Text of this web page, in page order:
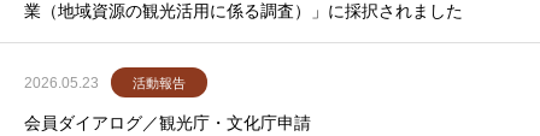
業（地域資源の観光活用に係る調査）」に採択されました
2026.05.23 活動報告
会員ダイアログ／観光庁・文化庁申請